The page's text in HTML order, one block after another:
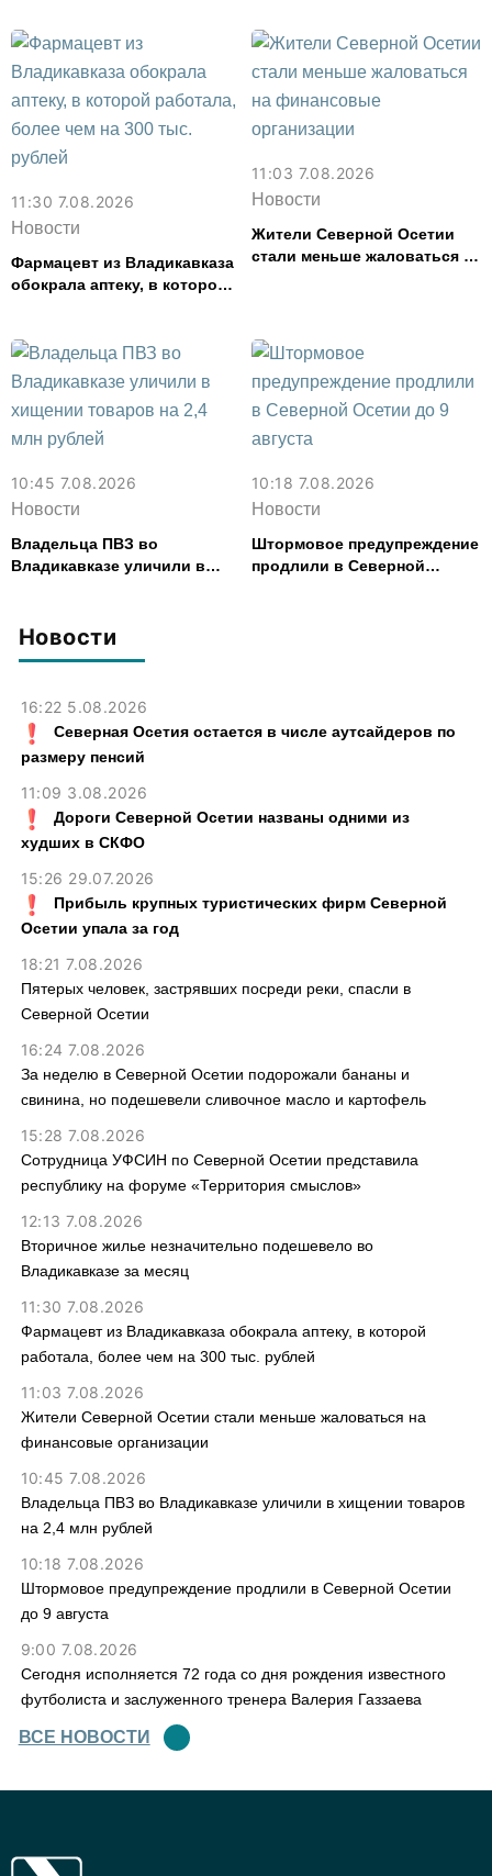
Новости
16:22 5.08.2026
Северная Осетия остается в числе аутсайдеров по
размеру пенсий
11:09 3.08.2026
Дороги Северной Осетии названы одними из
худших в СКФО
15:26 29.07.2026
Прибыль крупных туристических фирм Северной
Осетии упала за год
18:21 7.08.2026
Пятерых человек, застрявших посреди реки, спасли в
Северной Осетии
16:24 7.08.2026
За неделю в Северной Осетии подорожали бананы и
свинина, но подешевели сливочное масло и картофель
15:28 7.08.2026
Сотрудница УФСИН по Северной Осетии представила
республику на форуме «Территория смыслов»
12:13 7.08.2026
Вторичное жилье незначительно подешевело во
Владикавказе за месяц
11:30 7.08.2026
Фармацевт из Владикавказа обокрала аптеку, в которой
работала, более чем на 300 тыс. рублей
11:03 7.08.2026
Жители Северной Осетии стали меньше жаловаться на
финансовые организации
10:45 7.08.2026
Владельца ПВЗ во Владикавказе уличили в хищении товаров
на 2,4 млн рублей
10:18 7.08.2026
Штормовое предупреждение продлили в Северной Осетии
до 9 августа
9:00 7.08.2026
Сегодня исполняется 72 года со дня рождения известного
футболиста и заслуженного тренера Валерия Газзаева
ВСЕ НОВОСТИ
11:30 7.08.2026
Новости
Фармацевт из Владикавказа
обокрала аптеку, в которой
11:03 7.08.2026
Новости
Жители Северной Осетии
стали меньше жаловаться на
10:45 7.08.2026
Новости
Владельца ПВЗ во
Владикавказе уличили в
10:18 7.08.2026
Новости
Штормовое предупреждение
продлили в Северной